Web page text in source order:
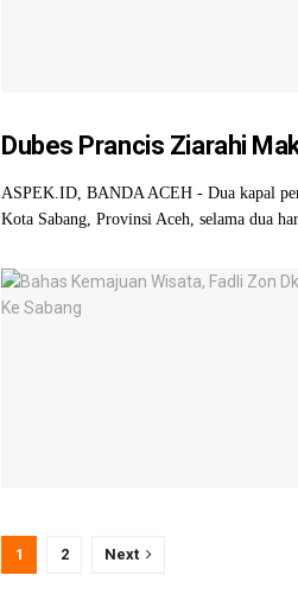
Dubes Prancis Ziarahi
ASPEK.ID, BANDA ACEH - Dua kapal
Kota Sabang, Provinsi Aceh, selama dua
1 2 Next